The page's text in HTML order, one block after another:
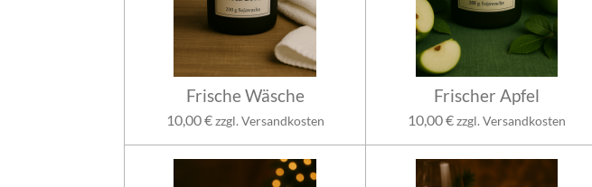
Frische Wäsche
10,00 €zzgl. Versandkosten
Frischer Apfel
10,00 €zzgl. Versandkosten